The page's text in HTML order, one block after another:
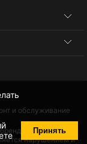
Принять
и обслуживание
происходит
нарушением и